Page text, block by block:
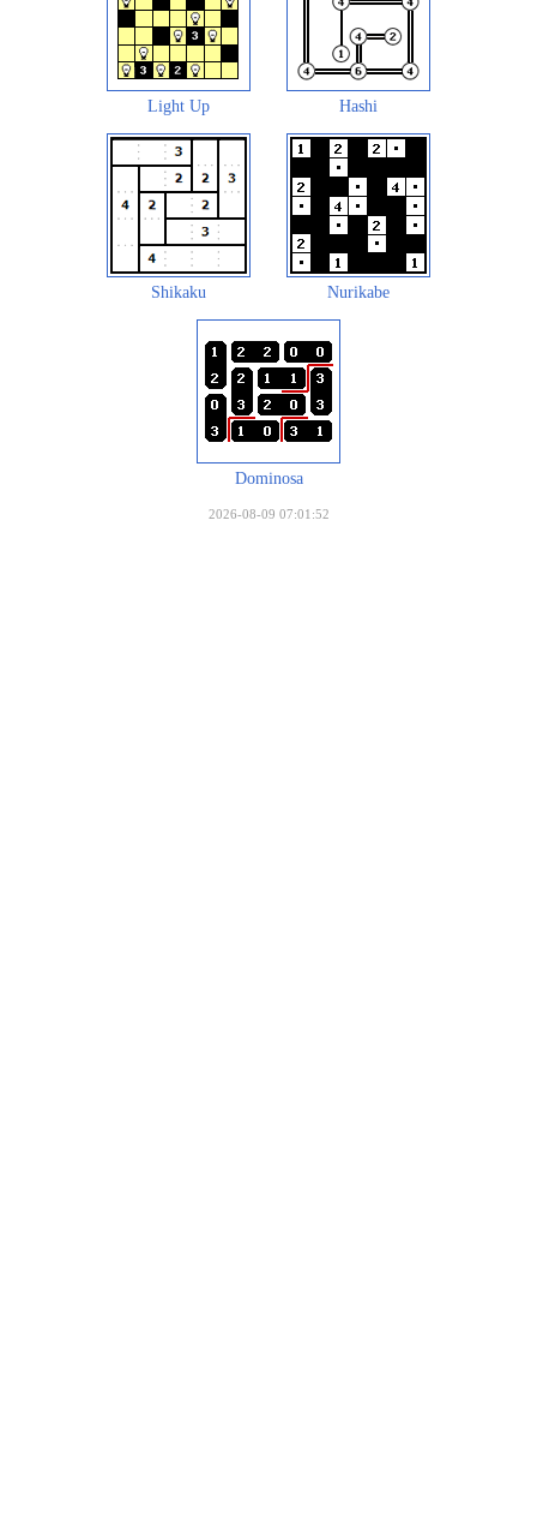
Light Up Hashi
Shikaku Nurikabe
Dominosa
2026-08-09 07:01:52